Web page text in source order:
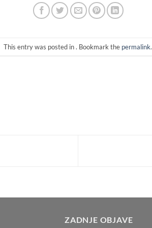
This entry was posted in . Bookmark the permalink.
ZADNJE OBJAVE